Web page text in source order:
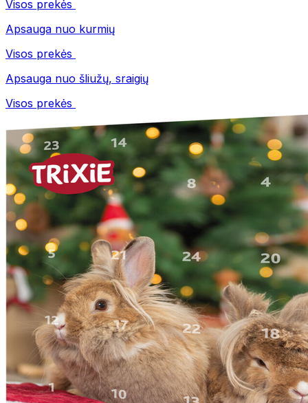
Visos prekės
Apsauga nuo kurmių
Visos prekės
Apsauga nuo šliužų, sraigių
Visos prekės